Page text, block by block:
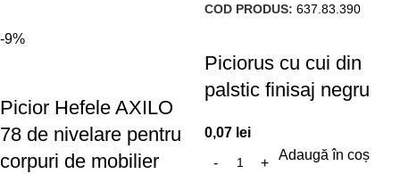
COD PRODUS: 637.83.390
-9%
Picior Hefele AXILO
78 de nivelare pentru
corpuri de mobilier
Piciorus cu cui din
palstic finisaj negru
0,07 lei
Adaugă în coș